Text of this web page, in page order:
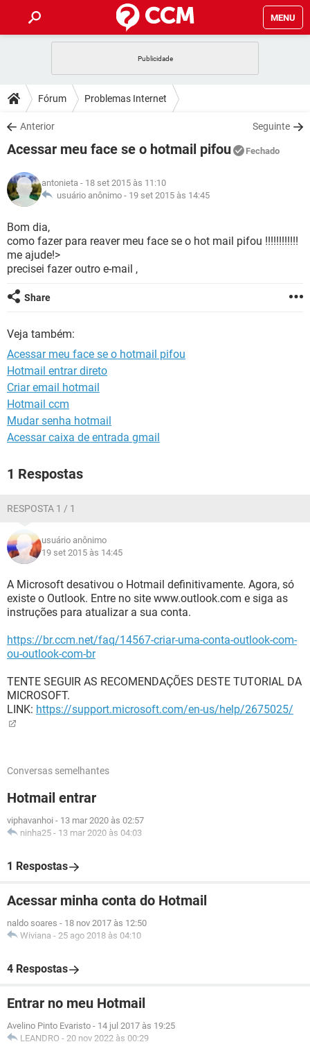
MENU
CELULAR FACEBOOK
OUTLOOK
INSTAGRAM GMAIL
GUIA DE COMPRAS
DICAS
JOGOS WHATSAPP
INSTAGRAM GMAIL
GUIA DE COMPRAS
DOWNLOADS
JOGOS WHATSAPP
CELULAR
OUTLOOK EXCEL
INSTAGRAM
GUIA DE COMPRAS
JOGOS WHATSAPP
CELULAR
OUTLOOK
INSTAGRAM
GLOSSÁRIO
JOGOS
CELULAR FACEBOOK
OUTLOOK
INSTAGRAM
Fórum Problemas Internet
Anterior Seguinte
Acessar meu face se o hotmail pifou Fechado
antonieta - 18 set 2015 às 11:10
usuário anônimo - 19 set 2015 às 14:45
Bom dia,
como fazer para reaver meu face se o hot mail pifou !!!!!!!!!!!!
me ajude!>
precisei fazer outro e-mail ,
Share
Veja também:
Acessar meu face se o hotmail pifou
Hotmail entrar direto
Criar email hotmail
Hotmail ccm
Mudar senha hotmail
Acessar caixa de entrada gmail
1 Respostas
RESPOSTA 1 / 1
usuário anônimo
19 set 2015 às 14:45
A Microsoft desativou o Hotmail definitivamente. Agora, só
existe o Outlook. Entre no site www.outlook.com e siga as
instruções para atualizar a sua conta.
https://br.ccm.net/faq/14567-criar-uma-conta-outlook-com-
ou-outlook-com-br
TENTE SEGUIR AS RECOMENDAÇÕES DESTE TUTORIAL DA
MICROSOFT.
LINK: https://support.microsoft.com/en-us/help/2675025/
Conversas semelhantes
Hotmail entrar
viphavanhoi - 13 mar 2020 às 02:57
ninha25 - 13 mar 2020 às 04:03
1 Respostas
Acessar minha conta do Hotmail
naldo soares - 18 nov 2017 às 12:50
Wiviana - 25 ago 2018 às 04:10
4 Respostas
Entrar no meu Hotmail
Avelino Pinto Evaristo - 14 jul 2017 às 19:25
LEANDRO - 20 nov 2022 às 00:29